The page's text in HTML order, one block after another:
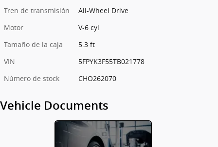
Tren de transmisión
All-Wheel Drive
Motor
V-6 cyl
Tamaño de la caja
5.3 ft
VIN
5FPYK3F55TB021778
Número de stock
CHO262070
Vehicle Documents